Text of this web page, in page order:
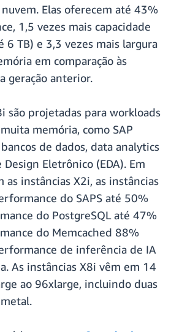
Elas oferecem até 43%
1,5 vezes mais capacidade
6 TB) e 3,3 vezes mais largura
em comparação às
geração anterior.
são projetadas para workloads
memória, como SAP
de dados, data analytics
Eletrônico (EDA). Em
as instâncias X2i, as instâncias
do SAPS até 50%
do PostgreSQL até 47%
do Memcached 88%
de inferência de IA
As instâncias X8i vêm em 14
ao 96xlarge, incluindo duas